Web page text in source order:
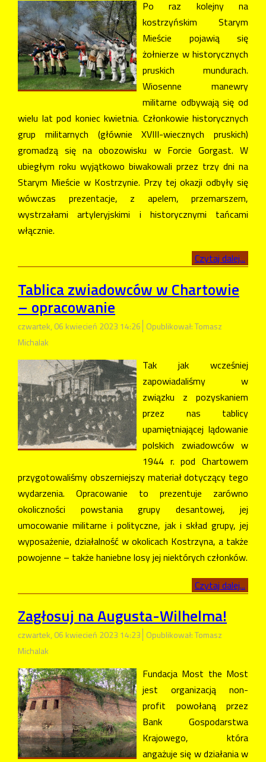
Po raz kolejny na
kostrzyńskim Starym
Mieście pojawią się
żołnierze w historycznych
pruskich mundurach.
Wiosenne manewry
militarne odbywają się od
wielu lat pod koniec kwietnia. Członkowie historycznych
grup militarnych (głównie XVIII-wiecznych pruskich)
gromadzą się na obozowisku w Forcie Gorgast. W
ubiegłym roku wyjątkowo biwakowali przez trzy dni na
Starym Mieście w Kostrzynie. Przy tej okazji odbyły się
wówczas prezentacje, z apelem, przemarszem,
wystrzałami artyleryjskimi i historycznymi tańcami
włącznie.
Czytaj dalej...
Tablica zwiadowców w Chartowie
– opracowanie
czwartek, 06 kwiecień 2023 14:26 Opublikował: Tomasz
Michalak
Tak jak wcześniej
zapowiadaliśmy w
związku z pozyskaniem
przez nas tablicy
upamiętniającej lądowanie
polskich zwiadowców w
1944 r. pod Chartowem
przygotowaliśmy obszerniejszy materiał dotyczący tego
wydarzenia. Opracowanie to prezentuje zarówno
okoliczności powstania grupy desantowej, jej
umocowanie militarne i polityczne, jak i skład grupy, jej
wyposażenie, działalność w okolicach Kostrzyna, a także
powojenne – także haniebne losy jej niektórych członków.
Czytaj dalej...
Zagłosuj na Augusta-Wilhelma!
czwartek, 06 kwiecień 2023 14:23 Opublikował: Tomasz
Michalak
Fundacja Most the Most
jest organizacją non-
profit powołaną przez
Bank Gospodarstwa
Krajowego, która
angażuje się w działania w